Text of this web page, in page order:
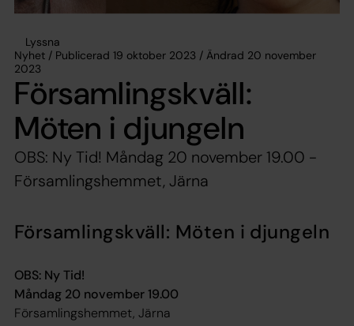
Lyssna
Nyhet / Publicerad 19 oktober 2023 / Ändrad 20 november
2023
Församlingskväll:
Möten i djungeln
OBS: Ny Tid! Måndag 20 november 19.00 -
Församlingshemmet, Järna
Församlingskväll: Möten i djungeln
OBS: Ny Tid!
Måndag 20 november 19.00
Församlingshemmet, Järna